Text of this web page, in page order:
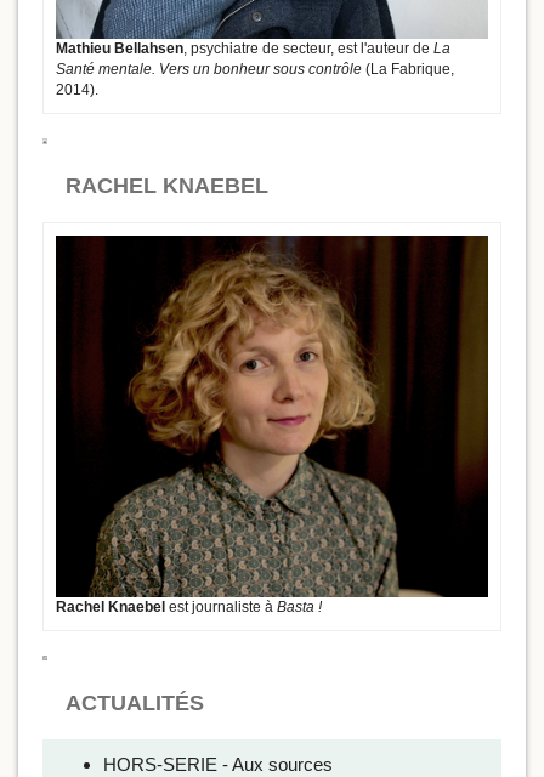
Mathieu Bellahsen, psychiatre de secteur, est l'auteur de La
Santé mentale. Vers un bonheur sous contrôle (La Fabrique,
2014).
RACHEL KNAEBEL
Rachel Knaebel est journaliste à Basta !
ACTUALITÉS
HORS-SERIE - Aux sources